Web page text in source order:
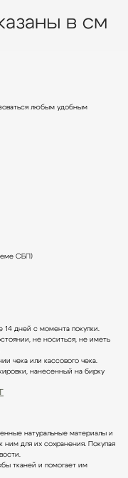
любым удобным
СБП)
14 дней с момента покупки.
не носиться, не иметь
чека или кассового чека.
нанесенный на бирку
натуральные материалы и
для их сохранения. Покупая
тканей и помогает им